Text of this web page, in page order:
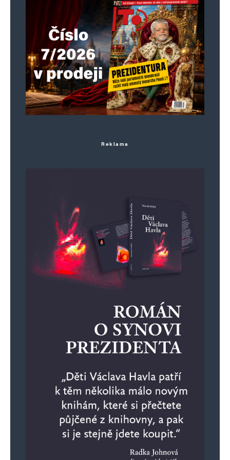
četě. Krásně to zní.
Stejně tak koncesionářské poplatky –
správně neefektivní nespravedlivá
degresivní televizní daň z domácnosti.
Koncesionář – správně daňový poplatník.
Veřejnoprávní televize – správně
státní televize, která jde na ruku
televizní daň. Miliarda ročně navíc se
Robo
4. 9. 2024 (16:40)
Roli hrají i brýle. Fialenko vypadá tak
nějak důvěryhodně, pro neznalé. Naivní
důchodce snáze uvěří. Dělá to hezké
Viz prezident Drahoš. Brýle
nepotřeboval. Nasadil falešné brýle bez
dioptrií, aby vypadal ještě seriózněji.
Šel stahovat králíka. A prohrál přes
masivní podporu státních médií. Po
debaklu se Zemanem už Drahoš do
žádné debaty nepůjde. Ještě by se
Odpovědět
Reklama